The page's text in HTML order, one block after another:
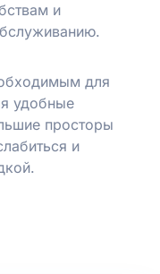
и
для
удобные
просторы
и